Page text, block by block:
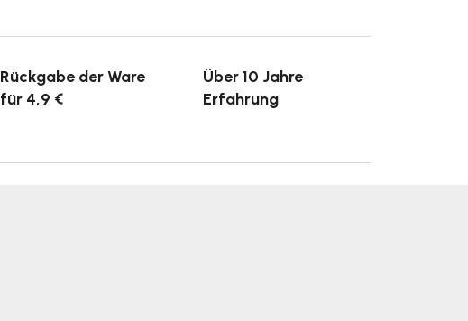
Rückgabe der Ware
für 4,9 €
Über 10 Jahre
Erfahrung